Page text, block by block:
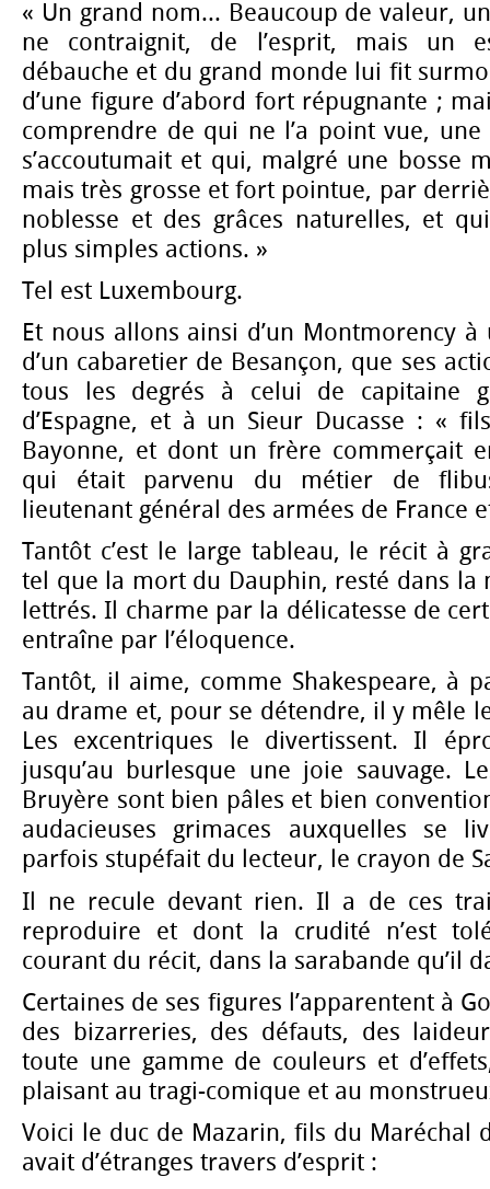
« Un grand nom... Beaucoup de valeur,
ne contraignit, de l’esprit, mais un
débauche et du grand monde lui fit
d’une figure d’abord fort répugnante ;
comprendre de qui ne l’a point vue,
s’accoutumait et qui, malgré une bosse
mais très grosse et fort pointue, par
noblesse et des grâces naturelles, et
plus simples actions. »
Tel est Luxembourg.
Et nous allons ainsi d’un Montmorency
d’un cabaretier de Besançon, que ses
tous les degrés à celui de capitaine
d’Espagne, et à un Sieur Ducasse : «
Bayonne, et dont un frère commerçait
qui était parvenu du métier de
lieutenant général des armées de France
Tantôt c’est le large tableau, le récit à
tel que la mort du Dauphin, resté dans la
lettrés. Il charme par la délicatesse de
entraîne par l’éloquence.
Tantôt, il aime, comme Shakespeare, à
au drame et, pour se détendre, il y mêle
Les excentriques le divertissent. Il
jusqu’au burlesque une joie sauvage.
Bruyère sont bien pâles et bien
audacieuses grimaces auxquelles se
parfois stupéfait du lecteur, le crayon de
Il ne recule devant rien. Il a de ces
reproduire et dont la crudité n’est
courant du récit, dans la sarabande qu’il
Certaines de ses figures l’apparentent à
des bizarreries, des défauts, des
toute une gamme de couleurs et
plaisant au tragi-comique et au
Voici le duc de Mazarin, fils du Maréchal
avait d’étranges travers d’esprit :